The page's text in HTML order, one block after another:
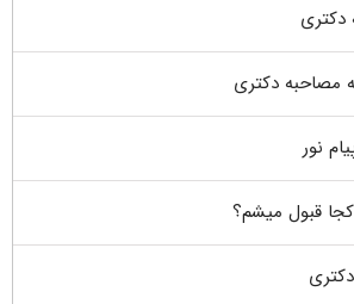
دکتری
مصاحبه دکتری
نور
قبول میشم؟